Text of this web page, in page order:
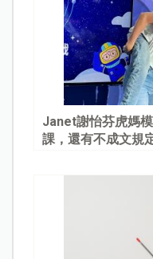
Janet謝怡芬虎媽
課，還有不成文規